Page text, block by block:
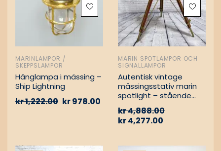
MARINLAMPOR /
SKEPPSLAMPOR
Hänglampa i mässing –
Ship Lightning
kr1,222.00 kr978.00
MARIN SPOTLAMPOR OCH
SIGNALLAMPOR
Autentisk vintage
mässingsstativ marin
spotlight – stående
kr4,888.00
kr4,277.00